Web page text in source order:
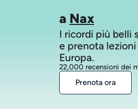
a Nax
I ricordi più belli
e prenota
Europa.
22,000 recensioni dei
Prenota ora